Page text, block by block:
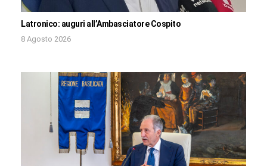
Latronico: auguri all’Ambasciatore Cospito
8 Agosto 2026